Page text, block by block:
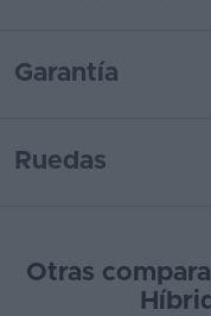
Garantía
Ruedas
Otras